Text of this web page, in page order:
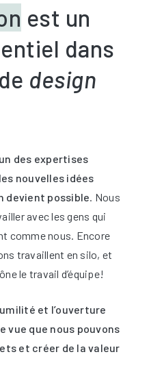
est un
dans
design
des expertises
nouvelles idées
devient possible . Nous
avec les gens qui
comme nous. Encore
travaillent en silo, et
le travail d’équipe!
et l’ouverture
vue que nous pouvons
et créer de la valeur